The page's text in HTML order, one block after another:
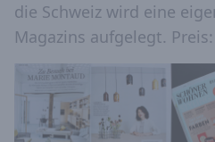
die Schweiz wird eine
Magazins aufgelegt.